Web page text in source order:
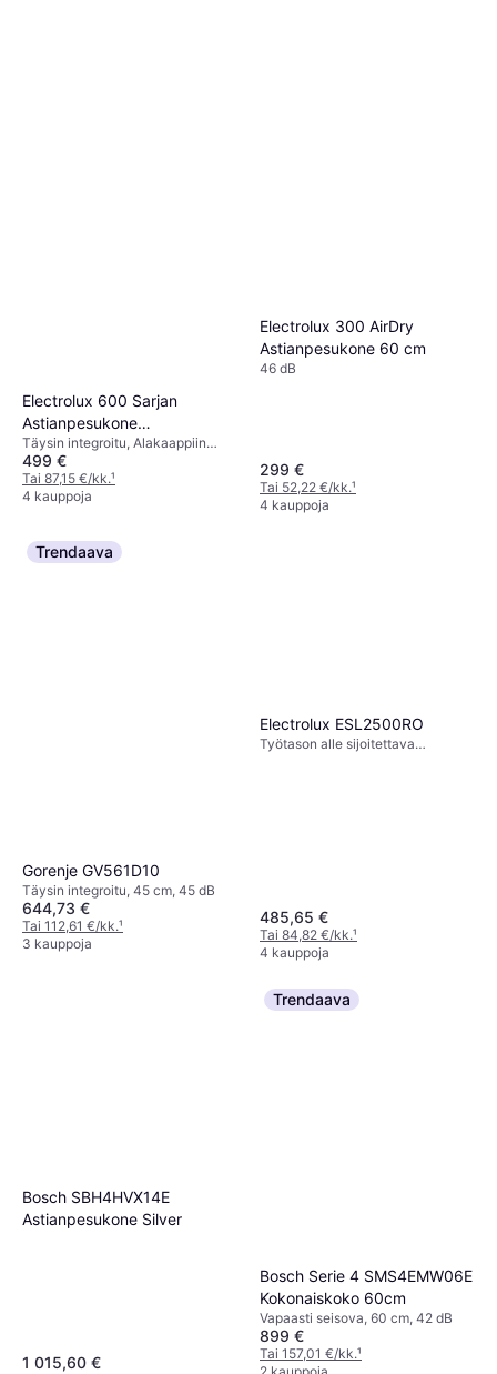
Electrolux 600 Sarjan
Astianpesukone
ESS42200SW
Täysin integroitu, Alakaappiin
asennettava, 45 cm
499 €
Tai 87,15 €/kk.¹
4 kauppoja
Electrolux 300 AirDry
Astianpesukone 60 cm
46 dB
299 €
Tai 52,22 €/kk.¹
4 kauppoja
Trendaava
Gorenje GV561D10
Täysin integroitu, 45 cm, 45 dB
644,73 €
Tai 112,61 €/kk.¹
3 kauppoja
Electrolux ESL2500RO
Työtason alle sijoitettava
485,65 €
Tai 84,82 €/kk.¹
4 kauppoja
Bosch SBH4HVX14E
Astianpesukone Silver
1 015,60 €
Trendaava
Bosch Serie 4 SMS4EMW06E
Kokonaiskoko 60cm
Vapaasti seisova, 60 cm, 42 dB
899 €
Tai 157,01 €/kk.¹